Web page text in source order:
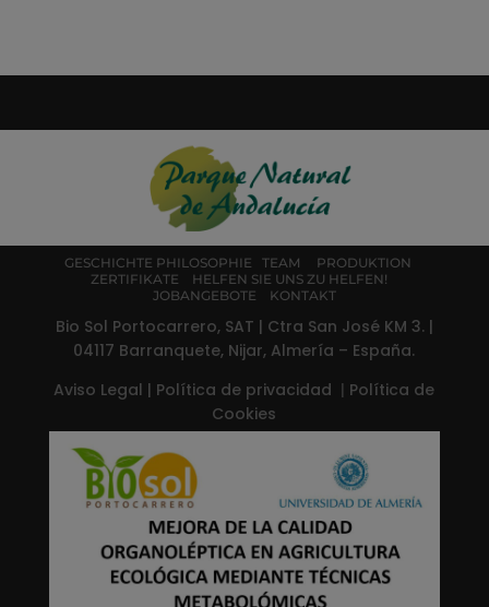
GESCHICHTE PHILOSOPHIE TEAM
PRODUKTION
ZERTIFIKATE
HELFEN SIE UNS ZU HELFEN!
JOBANGEBOTE
KONTAKT
Bio Sol Portocarrero, SAT | Ctra San José KM 3. |
04117 Barranquete, Nijar, Almería – España.
Aviso Legal | Política de privacidad | Política de
Cookies